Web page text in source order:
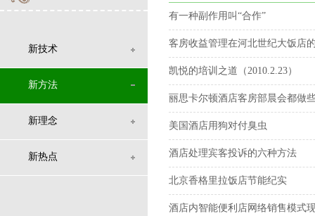
新技术
新方法
新理念
新热点
有一种副作用叫“合作”
客房收益管理在河北世纪大饭店
凯悦的培训之道（2010.2.23）
丽思卡尔顿酒店客房部晨会都做
美国酒店用狗对付臭虫
酒店处理宾客投诉的六种方法
北京香格里拉饭店节能纪实
酒店内智能便利店网络销售模式